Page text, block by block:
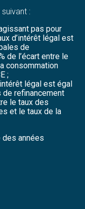
:
pas pour
d’intérêt légal est
de
de l’écart entre le
consommation
;
légal est égal
refinancement
le taux des
et le taux de la
années